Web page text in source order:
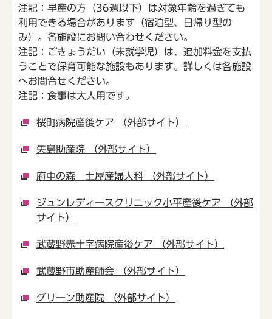
注記：早産の方（36週以下）は対象年齢を過ぎても
利用できる場合があります（宿泊型、日帰り型の
み）。各施設にお問い合わせください。
注記：ごきょうだい（未就学児）は、追加料金を支払
うことで保育可能な施設もあります。詳しくは各施設
へお問合せください。
注記：食事は大人用です。
桜町病院産後ケア （外部サイト）
矢島助産院 （外部サイト）
府中の森 土屋産婦人科 （外部サイト）
ジュンレディースクリニック小平産後ケア （外部
サイト）
武蔵野赤十字病院産後ケア （外部サイト）
武蔵野市助産師会 （外部サイト）
グリーン助産院 （外部サイト）